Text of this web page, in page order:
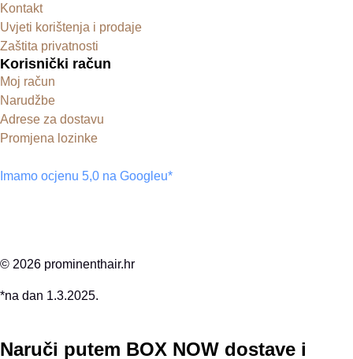
Kontakt
Uvjeti korištenja i prodaje
Zaštita privatnosti
Korisnički račun
Moj račun
Narudžbe
Adrese za dostavu
Promjena lozinke
Imamo ocjenu 5,0 na Googleu*
© 2026 prominenthair.hr
*na dan 1.3.2025.
Naruči putem BOX NOW dostave i